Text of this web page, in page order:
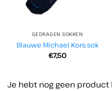
GEDRAGEN SOKKEN
Blauwe Michael Kors sok
€7,50
Je hebt nog geen product